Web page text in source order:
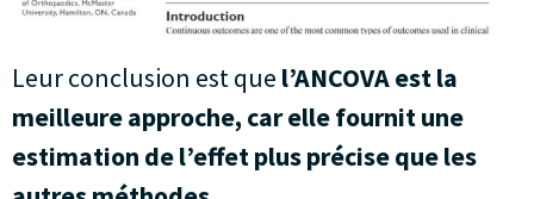
Leur conclusion est que l’ANCOVA est la
meilleure approche, car elle fournit une
estimation de l’effet plus précise que les